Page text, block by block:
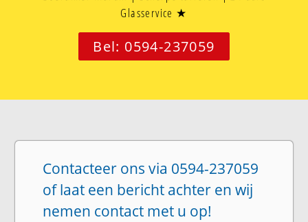
Glasservice ★
Bel: 0594-237059
Contacteer ons via 0594-237059
of laat een bericht achter en wij
nemen contact met u op!